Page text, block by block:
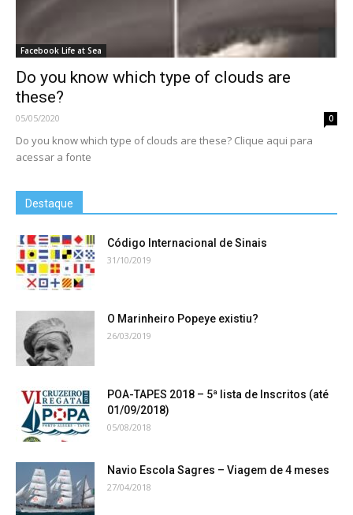
Facebook Life at Sea
Do you know which type of clouds are
these?
05/05/2020 0
Do you know which type of clouds are these? Clique aqui para
acessar a fonte
Destaque
Código Internacional de Sinais
31/10/2019
O Marinheiro Popeye existiu?
26/03/2019
POA-TAPES 2018 – 5ª lista de Inscritos (até
01/09/2018)
05/08/2018
Navio Escola Sagres – Viagem de 4 meses
27/04/2018